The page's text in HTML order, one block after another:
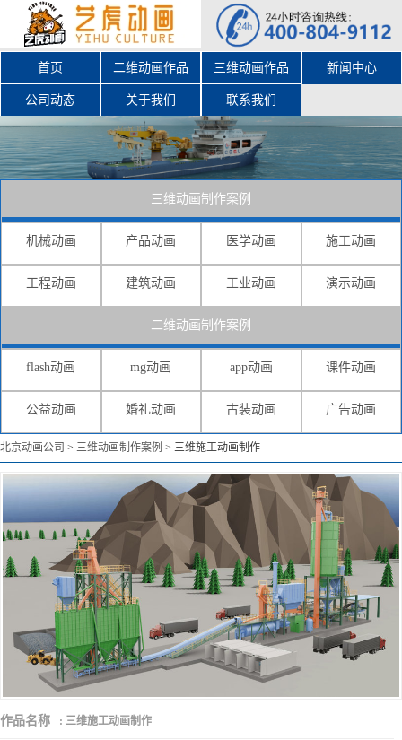
首页 二维动画作品 三维动画作品 新闻中心
公司动态 关于我们 联系我们
三维动画制作案例
机械动画 产品动画 医学动画 施工动画
工程动画 建筑动画 工业动画 演示动画
二维动画制作案例
flash动画 mg动画 app动画 课件动画
公益动画 婚礼动画 古装动画 广告动画
北京动画公司 > 三维动画制作案例 > 三维施工动画制作
作品名称 : 三维施工动画制作